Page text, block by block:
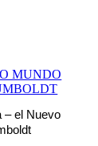
– el Nuevo